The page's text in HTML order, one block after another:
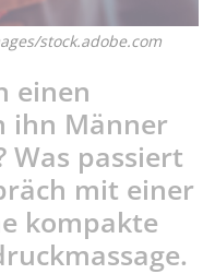
stock.adobe.com
einen
ihn Männer
Was passiert
mit einer
kompakte